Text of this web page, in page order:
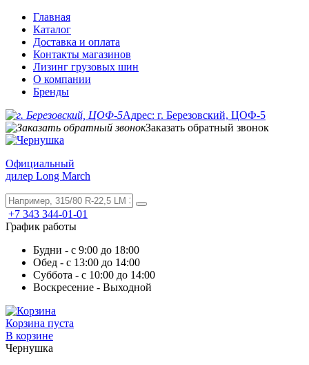
Главная
Каталог
Доставка и оплата
Контакты магазинов
Лизинг грузовых шин
О компании
Бренды
Адрес: г. Березовский, ЦОФ-5
Заказать обратный звонок
Официальный
дилер Long March
+7 343 344-01-01
График работы
Будни - с 9:00 до 18:00
Обед - с 13:00 до 14:00
Суббота - с 10:00 до 14:00
Воскресение - Выходной
Корзина пуста
В корзине
Чернушка